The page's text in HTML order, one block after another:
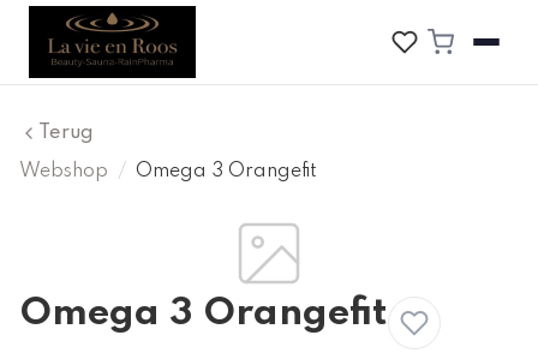
Terug
Webshop
/ Omega 3 Orangefit
Omega 3 Orangefit